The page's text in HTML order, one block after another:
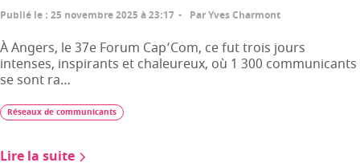
Publié le : 25 novembre 2025 à 23:17 ParYves Charmont
À Angers, le 37e Forum Cap’Com, ce fut trois jours
intenses, inspirants et chaleureux, où 1 300 communicants
se sont ra…
Lire la suite
Réseaux de communicants